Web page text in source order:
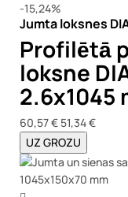
-15,24%
Jumta loksnes
Profilētā
loksne
2.6x1045
60,57 € 51,34 €
UZ GROZU